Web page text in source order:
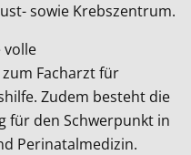
sowie Krebszentrum.
volle
Facharzt für
Zudem besteht die
für den Schwerpunkt in
Perinatalmedizin.